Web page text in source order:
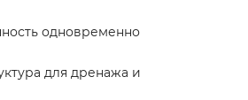
одновременно
для дренажа и